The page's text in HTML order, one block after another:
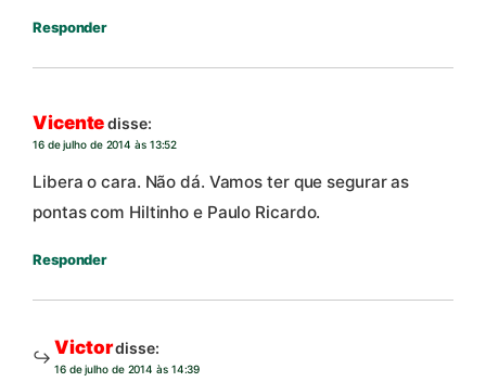
Responder
Vicentedisse:
16 de julho de 2014 às 13:52
Libera o cara. Não dá. Vamos ter que segurar as
pontas com Hiltinho e Paulo Ricardo.
Responder
Victordisse:
16 de julho de 2014 às 14:39